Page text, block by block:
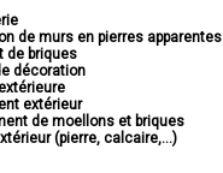
de murs en pierres apparentes
de briques
décoration
extérieur
de moellons et briques
(pierre, calcaire,...)